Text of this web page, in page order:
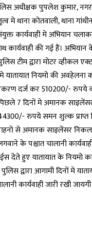
अधीक्षक पुपलेश कुमार,
मे थाना कोतवाली, थाना
कार्यवाही मे अभियान
कार्यवाही की गई हैं।
टीम द्वारा मोटर व्हीकल
यातायात नियमो की अवहेलना
दर्ज कर 510200/-
पिछले 7 दिनों मे अमानक
रुपये समन शुल्क
से अमानक साइलेंसर
के पश्चात चालानी
देते हुए यातायात के नियमो
द्वारा आगामी दिनों मे
कार्यवाही जारी रखी